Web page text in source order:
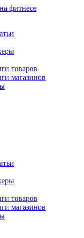
фитнесе
товаров
магазинов
товаров
магазинов